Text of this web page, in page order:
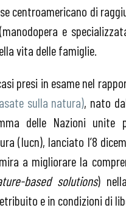
centroamericano di
e
vita delle famiglie.
presi in esame nel
sulla natura), nato
delle Nazioni unite
(Iucn), lanciato l’8
a migliorare la
based solutions)
e in condizioni di